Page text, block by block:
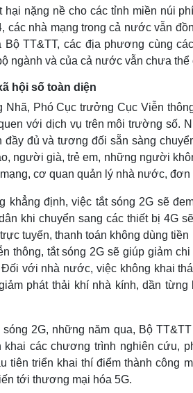
nặng nề cho các tỉnh miền núi
các nhà mạng trong cả nước vẫn
Bộ TT&TT, các địa phương cùng
ngành và của cả nước vẫn chưa
hội số toàn diện
Nhã, Phó Cục trưởng Cục Viễn
với dịch vụ trên môi trường số.
đầy đủ và tương đối sẵn sàng
người già, trẻ em, những người
cơ quan quản lý nhà nước,
khẳng định, việc tắt sóng 2G sẽ
khi chuyển sang các thiết bị 4G
tuyến, thanh toán không dùng
thông, tắt sóng 2G sẽ giúp giảm
với nhà nước, việc không khai
phát thải khí nhà kính, dần
2G, những năm qua, Bộ
các chương trình nghiên cứu,
tiên triển khai thí điểm thành công
tới thương mại hóa 5G.